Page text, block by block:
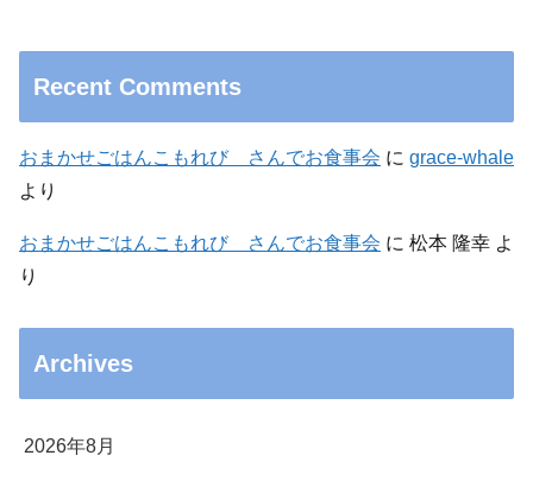
Recent Comments
おまかせごはんこもれび さんでお食事会 に grace-whale
より
おまかせごはんこもれび さんでお食事会 に 松本 隆幸 よ
り
Archives
2026年8月